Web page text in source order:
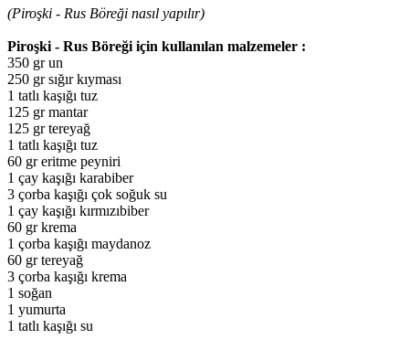
(Piroşki - Rus Böreği nasıl yapılır)
Piroşki - Rus Böreği için kullanılan malzemeler :
350 gr un
250 gr sığır kıyması
1 tatlı kaşığı tuz
125 gr mantar
125 gr tereyağ
1 tatlı kaşığı tuz
60 gr eritme peyniri
1 çay kaşığı karabiber
3 çorba kaşığı çok soğuk su
1 çay kaşığı kırmızıbiber
60 gr krema
1 çorba kaşığı maydanoz
60 gr tereyağ
3 çorba kaşığı krema
1 soğan
1 yumurta
1 tatlı kaşığı su